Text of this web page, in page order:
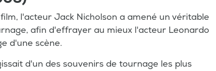
l'acteur Jack Nicholson a amené un véritable
afin d'effrayer au mieux l'acteur Leonardo
d'une scène.
d'un des souvenirs de tournage les plus